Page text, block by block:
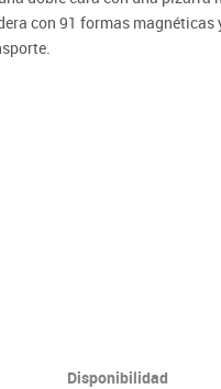
con 91 formas
Disponibilidad